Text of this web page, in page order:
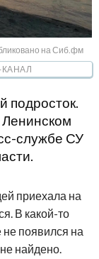
на Сиб.фм
КАНАЛ
подросток.
службе СУ
приехала на
В какой-то
появился на
найдено.